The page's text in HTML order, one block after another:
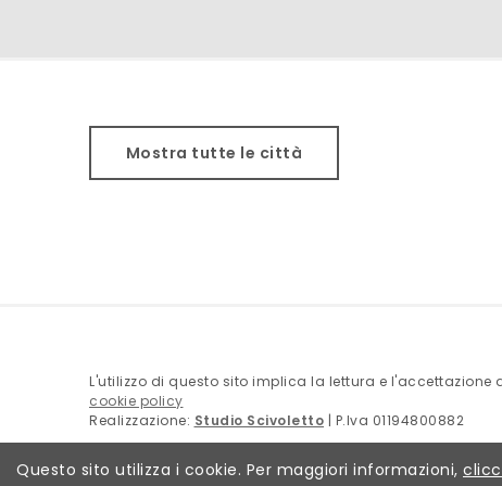
Mostra tutte le città
L'utilizzo di questo sito implica la lettura e l'accettazione
cookie policy
Realizzazione: Studio Scivoletto | P.Iva 01194800882
Questo sito utilizza i cookie. Per maggiori informazioni,